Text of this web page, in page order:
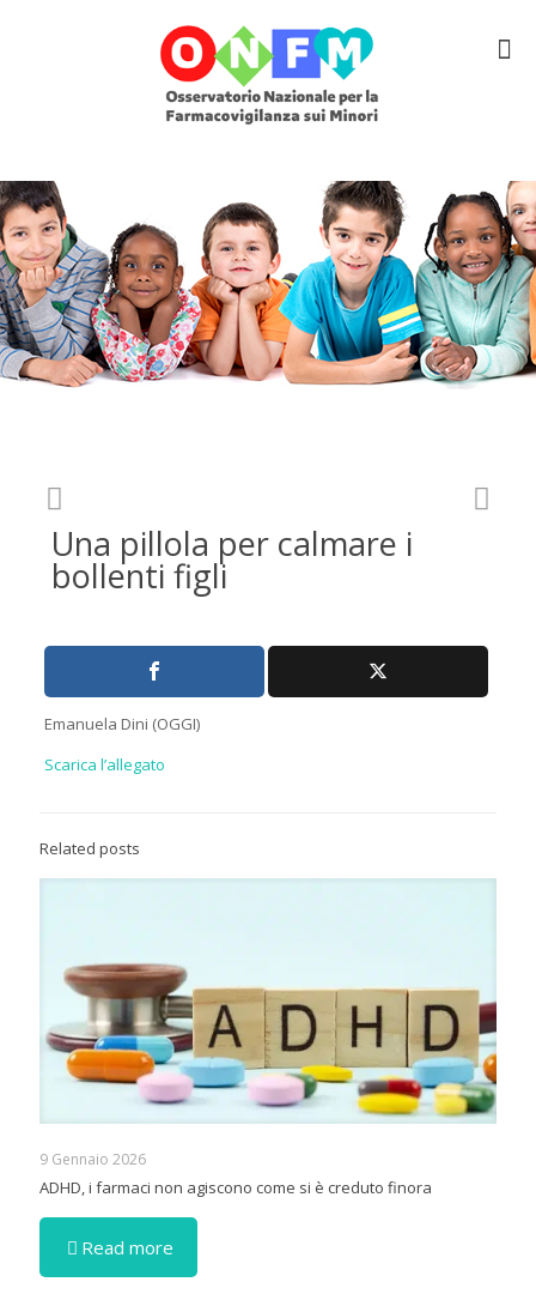
Una pillola per calmare i
bollenti figli
Emanuela Dini (OGGI)
Scarica l’allegato
Related posts
9 Gennaio 2026
ADHD, i farmaci non agiscono come si è creduto finora
Read more